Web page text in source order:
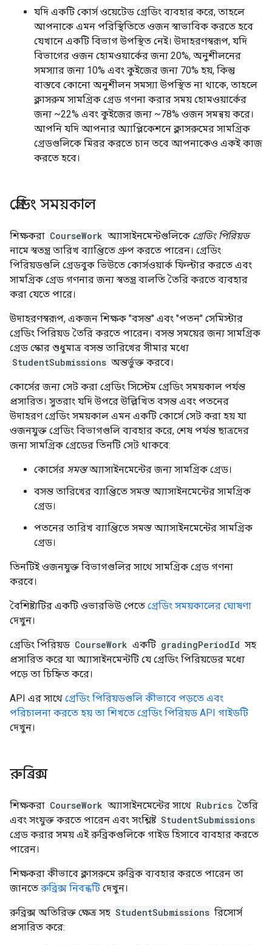
যদি একটি কোর্স ওয়েটেড গ্রেডিং ব্যবহার করে, তাহলে
আপনাকে এমন পরিস্থিতিতে ওজন স্বাভাবিক করতে হবে
যেখানে একটি বিভাগ উপস্থিত নেই। উদাহরণস্বরূপ, যদি
বিভাগের ওজন হোমওয়ার্কের জন্য 20%, অনুশীলনের
সমস্যার জন্য 10% এবং কুইজের জন্য 70% হয়, কিন্তু
বাস্তবে কোনো অনুশীলন সমস্যা উপস্থিত না থাকে, তাহলে
ক্লাসরুম সামগ্রিক গ্রেড গণনা করার সময় হোমওয়ার্কের
জন্য ~22% এবং কুইজের জন্য ~78% ওজন সমন্বয় করে।
আপনি যদি আপনার অ্যাপ্লিকেশনে ক্লাসরুমের সামগ্রিক
গ্রেডগুলিকে মিরর করতে চান তবে আপনাকেও একই কাজ
করতে হবে।
গ্রেডিং সময়কাল
শিক্ষকরা CourseWork অ্যাসাইনমেন্টগুলিকে গ্রেডিং পিরিয়ড
নামে স্বতন্ত্র তারিখ ব্যাপ্তিতে গ্রুপ করতে পারেন। গ্রেডিং
পিরিয়ডগুলি গ্রেডবুক ভিউতে কোর্সওয়ার্ক ফিল্টার করতে এবং
সামগ্রিক গ্রেড গণনার জন্য স্বতন্ত্র বালতি তৈরি করতে ব্যবহার
করা যেতে পারে।
উদাহরণস্বরূপ, একজন শিক্ষক "বসন্ত" এবং "পতন" সেমিস্টার
গ্রেডিং পিরিয়ড তৈরি করতে পারেন। বসন্ত সময়ের জন্য সামগ্রিক
গ্রেড স্কোর শুধুমাত্র বসন্ত তারিখের সীমার মধ্যে
StudentSubmissions অন্তর্ভুক্ত করবে।
কোর্সের জন্য সেট করা গ্রেডিং সিস্টেম গ্রেডিং সময়কাল পর্যন্ত
প্রসারিত। সুতরাং যদি উপরে উল্লিখিত বসন্ত এবং পতনের
উদাহরণ গ্রেডিং সময়কাল এমন একটি কোর্সে সেট করা হয় যা
ওজনযুক্ত গ্রেডিং বিভাগগুলি ব্যবহার করে, শেষ পর্যন্ত ছাত্রদের
জন্য সামগ্রিক গ্রেডের তিনটি সেট থাকবে:
কোর্সের সমস্তঅ্যাসাইনমেন্টের জন্য সামগ্রিক গ্রেড।
বসন্ত তারিখের ব্যাপ্তিতে সমস্ত অ্যাসাইনমেন্টের সামগ্রিক
গ্রেড।
পতনের তারিখ ব্যাপ্তিতে সমস্ত অ্যাসাইনমেন্টের সামগ্রিক
গ্রেড।
তিনটিই ওজনযুক্ত বিভাগগুলির সাথে সামগ্রিক গ্রেড গণনা
করবে।
বৈশিষ্ট্যটির একটি ওভারভিউ পেতে গ্রেডিং সময়কালের ঘোষণা
দেখুন।
গ্রেডিং পিরিয়ড CourseWork একটি gradingPeriodId সহ
প্রসারিত করে যা অ্যাসাইনমেন্টটি যে গ্রেডিং পিরিয়ডের মধ্যে
পড়ে তা চিহ্নিত করে।
API এর সাথে গ্রেডিং পিরিয়ডগুলি কীভাবে পড়তে এবং
পরিচালনা করতে হয় তা শিখতে গ্রেডিং পিরিয়ড API গাইডটি
দেখুন।
রুব্রিক্স
শিক্ষকরা CourseWork অ্যাসাইনমেন্টের সাথে Rubrics তৈরি
এবং সংযুক্ত করতে পারেন এবং সংশ্লিষ্ট StudentSubmissions
গ্রেড করার সময় এই রুব্রিকগুলিকে গাইড হিসাবে ব্যবহার করতে
পারেন।
শিক্ষকরা কীভাবে ক্লাসরুমে রুব্রিক ব্যবহার করতে পারেন তা
জানতে রুব্রিক্স নিবন্ধটি দেখুন।
রুব্রিক্স অতিরিক্ত ক্ষেত্র সহ StudentSubmissions রিসোর্স
প্রসারিত করে: